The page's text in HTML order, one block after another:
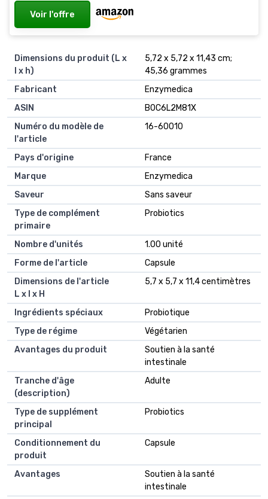
Voir l'offre
Dimensions du produit (L x
l x h)
5,72 x 5,72 x 11,43 cm;
45,36 grammes
Fabricant
Enzymedica
ASIN
B0C6L2M81X
Numéro du modèle de
l'article
16-60010
Pays d'origine
France
Marque
Enzymedica
Saveur
Sans saveur
Type de complément
primaire
Probiotics
Nombre d'unités
1.00 unité
Forme de l'article
Capsule
Dimensions de l'article
L x l x H
5,7 x 5,7 x 11,4 centimètres
Ingrédients spéciaux
Probiotique
Type de régime
Végétarien
Avantages du produit
Soutien à la santé
intestinale
Tranche d'âge
(description)
Adulte
Type de supplément
principal
Probiotics
Conditionnement du
produit
Capsule
Avantages
Soutien à la santé
intestinale